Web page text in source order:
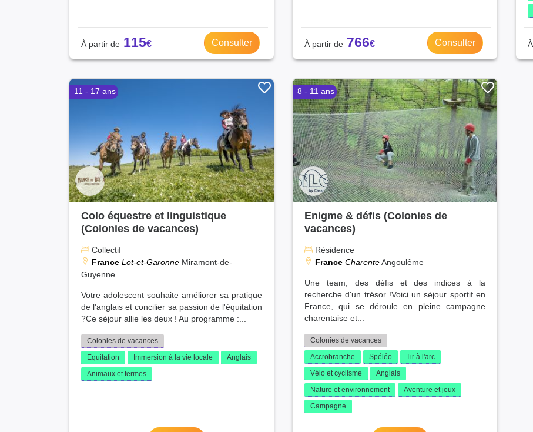
115 Consulter 766 Consulter
11 - 17 ans
Colo équestre et linguistique
(Colonies de vacances)
Collectif
France Lot-et-Garonne Miramont-de-
Guyenne
Votre adolescent souhaite améliorer sa pratique
de l'anglais et concilier sa passion de l'équitation
?Ce séjour allie les deux ! Au programme :...
Colonies de vacances
Equitation
Immersion à la vie locale
Anglais
Animaux et fermes
8 - 11 ans
Enigme & défis (Colonies de
vacances)
Résidence
France CharenteAngoulême
Une team, des défis et des indices à la
recherche d'un trésor !Voici un séjour sportif en
France, qui se déroule en pleine campagne
charentaise et...
Colonies de vacances
Accrobranche
Spéléo
Tir à l'arc
Vélo et cyclisme
Anglais
Nature et environnement
Aventure et jeux
Campagne